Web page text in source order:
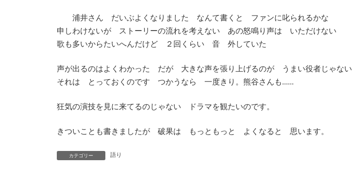
浦井さん だいぶよくなりました なんて書くと ファンに叱られるかな
申しわけないが ストーリーの流れを考えない あの怒鳴り声は いただけない
歌も多いからたいへんだけど ２回くらい 音 外していた
声が出るのはよくわかった だが 大きな声を張り上げるのが うまい役者じゃない
それは とっておくのです つかうなら 一度きり。熊谷さんも......
狂気の演技を見に来てるのじゃない ドラマを観たいのです。
きついことも書きましたが 破果は もっともっと よくなると 思います。
カテゴリー 語り